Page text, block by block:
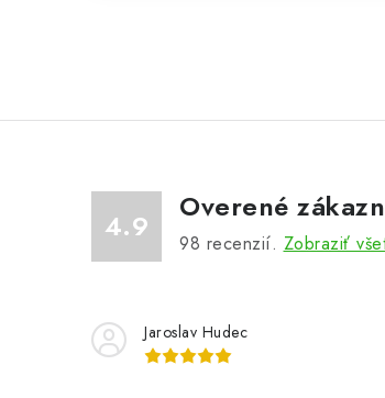
4.9
Overené
98 recenzií. Zobraziť
Jaroslav Hudec